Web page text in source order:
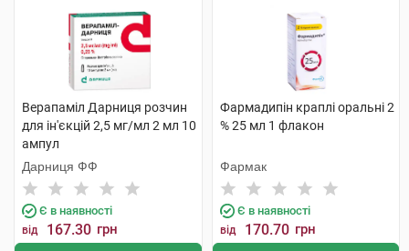
Верапаміл Дарниця розчин
для ін'єкцій 2,5 мг/мл 2 мл 10
ампул
Дарниця ФФ
Є в наявності
від 167.30 грн
Фармадипін краплі оральні 2
% 25 мл 1 флакон
Фармак
Є в наявності
від 170.70 грн